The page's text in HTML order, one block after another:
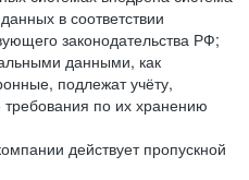
в соответствии
законодательства РФ;
данными, как
подлежат учёту,
по их хранению
действует пропускной